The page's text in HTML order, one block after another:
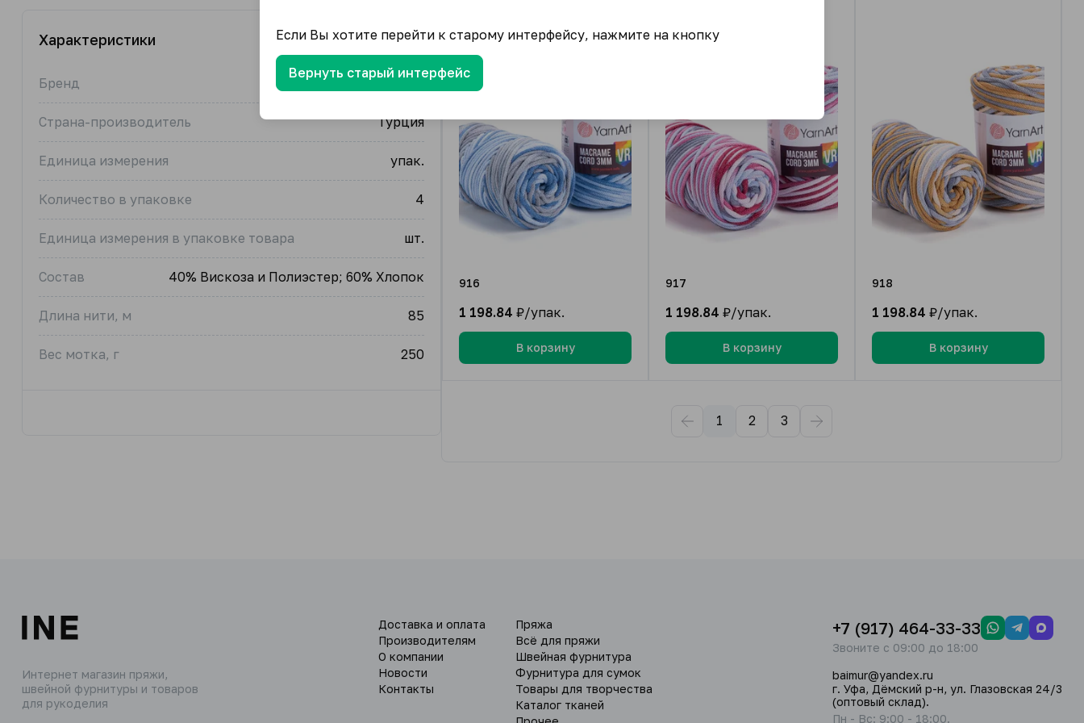
Характеристики
Бренд
Страна-производитель Турция
Единица измерения упак.
Количество в упаковке 4
Единица измерения в упаковке товара шт.
Состав 40% Вискоза и Полиэстер; 60% Хлопок
Длина нити, м 85
Вес мотка, г 250
916
1 198.84 ₽/упак.
В корзину
917
1 198.84 ₽/упак.
В корзину
918
1 198.84 ₽/упак.
В корзину
1 2 3
Интернет магазин пряжи,
швейной фурнитуры и товаров
для рукоделия
Доставка и оплата
Производителям
О компании
Новости
Контакты
Пряжа
Всё для пряжи
Швейная фурнитура
Фурнитура для сумок
Товары для творчества
Каталог тканей
+7 (917) 464-33-33
Звоните с 09:00 до 18:00
baimur@yandex.ru
г. Уфа, Дёмский р-н, ул. Глазовская 24/3
(оптовый склад).
Пн - Вс: 9:00 - 18:00.
Если Вы хотите перейти к старому интерфейсу, нажмите на кнопку
Вернуть старый интерфейс